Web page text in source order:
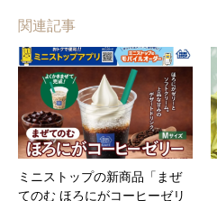
関連記事
ミニストップの新商品「まぜ
てのむ ほろにがコーヒーゼリ